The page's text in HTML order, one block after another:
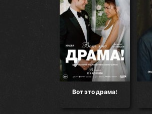
Вот это драма!